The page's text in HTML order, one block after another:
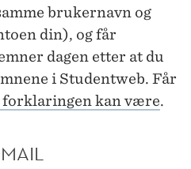
brukernavn og
din), og får
dagen etter at du
i Studentweb. Får
forklaringen kan være.